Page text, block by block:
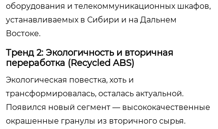
оборудования и телекоммуникационных шкафов,
устанавливаемых в Сибири и на Дальнем
Востоке.
Тренд 2: Экологичность и вторичная
переработка (Recycled ABS)
Экологическая повестка, хоть и
трансформировалась, осталась актуальной.
Появился новый сегмент — высококачественные
окрашенные гранулы из вторичного сырья.